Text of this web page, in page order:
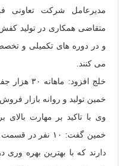
مدیرعامل شرکت تعاونی
متقاضی همکاری در تولید کفش
و در دوره های تکمیلی و
می کنند.
خلج افزود:
خمین تولید و روانه بازار
وی با تاکید بر مهارت بالای
خمین گفت: ۱۰
دارند که با بهترین بهره